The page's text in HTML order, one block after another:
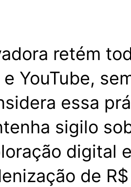
retém
YouTube,
essa
sigilo
digital
de